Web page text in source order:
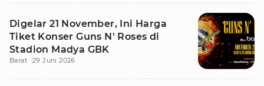
Digelar 21 November, Ini Harga
Tiket Konser Guns N' Roses di
Stadion Madya GBK
Barat 29 Juni 2026